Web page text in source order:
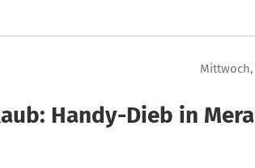
Mittwoch,
Handy-Dieb in